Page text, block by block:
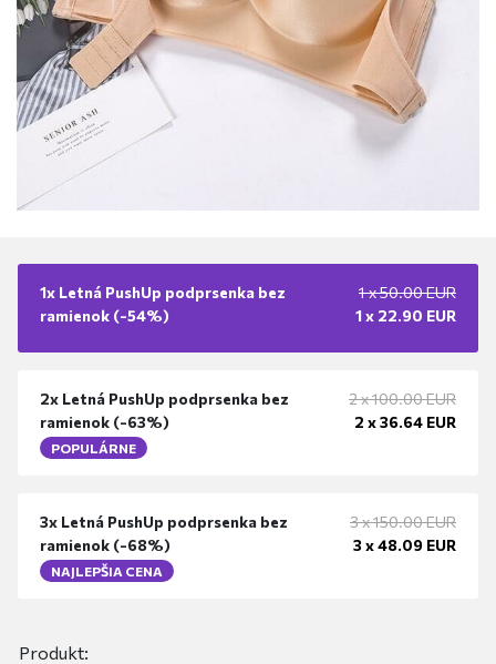
1x Letná PushUp podprsenka bez
ramienok (-54%)
1 x50.00EUR
1 x 22.90 EUR
2x Letná PushUp podprsenka bez
ramienok (-63%)
POPULÁRNE
2 x100.00EUR
2 x36.64 EUR
3x Letná PushUp podprsenka bez
ramienok (-68%)
NAJLEPŠIA CENA
3 x150.00EUR
3 x48.09 EUR
Produkt: